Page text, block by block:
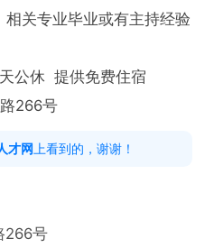
关专业毕业或有主持经验
公休  提供免费住宿
266号
才网 上看到的，谢谢！
266号